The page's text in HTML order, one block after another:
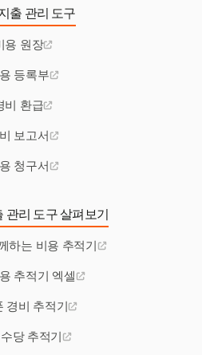
출 관리 도구
용 원장
등록부
비 환급
보고서
청구서
관리 도구 살펴보기
하는 비용 추적기
추적기 엑셀
경비 추적기
당 추적기